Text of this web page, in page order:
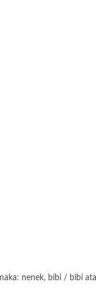
nenek, bibi / bibi